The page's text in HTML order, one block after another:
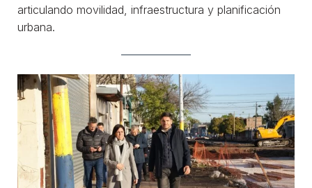
articulando movilidad, infraestructura y planificación
urbana.